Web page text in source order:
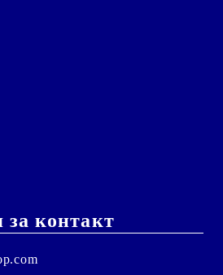
контакт